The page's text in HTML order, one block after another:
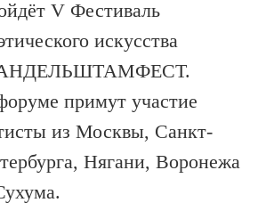
V Фестиваль
искусства
примут участие
из Москвы, Санкт-
Нягани, Воронежа